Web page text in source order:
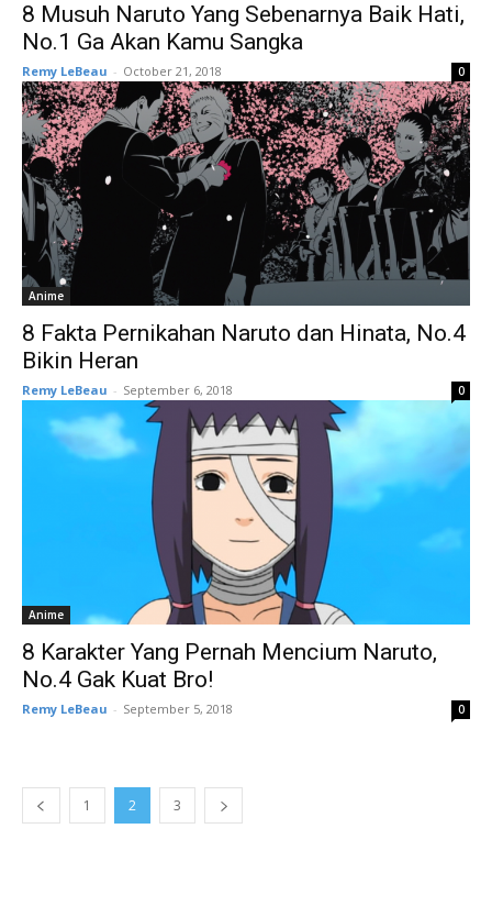
8 Musuh Naruto Yang Sebenarnya Baik Hati,
No.1 Ga Akan Kamu Sangka
Remy LeBeau - October 21, 2018 0
Anime
8 Fakta Pernikahan Naruto dan Hinata, No.4
Bikin Heran
Remy LeBeau - September 6, 2018 0
Anime
8 Karakter Yang Pernah Mencium Naruto,
No.4 Gak Kuat Bro!
Remy LeBeau - September 5, 2018 0
1 2 3